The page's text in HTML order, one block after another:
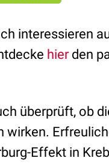
interessieren
hierden
überprüft, ob
wirken.
Effekt in